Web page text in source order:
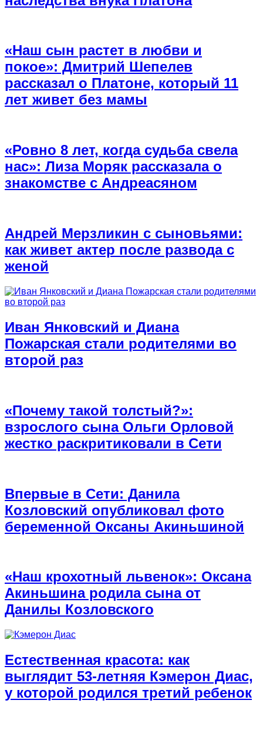
«Наш сын растет в любви и
покое»: Дмитрий Шепелев
рассказал о Платоне, который 11
лет живет без мамы
«Ровно 8 лет, когда судьба свела
нас»: Лиза Моряк рассказала о
знакомстве с Андреасяном
Андрей Мерзликин с сыновьями:
как живет актер после развода с
женой
Иван Янковский и Диана
Пожарская стали родителями во
второй раз
«Почему такой толстый?»:
взрослого сына Ольги Орловой
жестко раскритиковали в Сети
Впервые в Сети: Данила
Козловский опубликовал фото
беременной Оксаны Акиньшиной
«Наш крохотный львенок»: Оксана
Акиньшина родила сына от
Данилы Козловского
Естественная красота: как
выглядит 53-летняя Кэмерон Диас,
у которой родился третий ребенок